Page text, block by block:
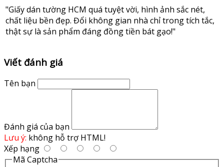
"Giấy dán tường HCM quá tuyệt vời, hình ảnh sắc nét,
chất liệu bền đẹp. Đổi không gian nhà chỉ trong tích tắc,
thật sự là sản phẩm đáng đồng tiền bát gạo!"
Viết đánh giá
Tên bạn
Đánh giá của bạn
Lưu ý: không hỗ trợ HTML!
Xếp hạng
Mã Captcha